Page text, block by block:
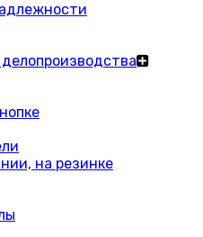
на резинке